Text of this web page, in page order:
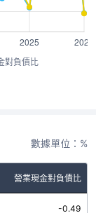
對負債比
數據單位：%
營業現金對負債比
-0.49